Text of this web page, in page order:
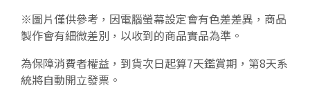
※圖片僅供參考，因電腦螢幕設定會有色差差異，商品
製作會有細微差別，以收到的商品實品為準。
為保障消費者權益，到貨次日起算7天鑑賞期，第8天系
統將自動開立發票。